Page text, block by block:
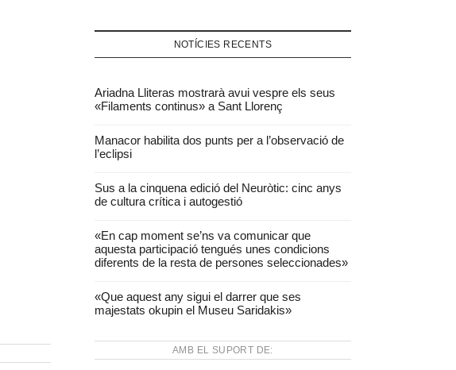
NOTÍCIES RECENTS
Ariadna Lliteras mostrarà avui vespre els seus
«Filaments continus» a Sant Llorenç
Manacor habilita dos punts per a l’observació de
l’eclipsi
Sus a la cinquena edició del Neuròtic: cinc anys
de cultura crítica i autogestió
«En cap moment se’ns va comunicar que
aquesta participació tengués unes condicions
diferents de la resta de persones seleccionades»
«Que aquest any sigui el darrer que ses
majestats okupin el Museu Saridakis»
AMB EL SUPORT DE: